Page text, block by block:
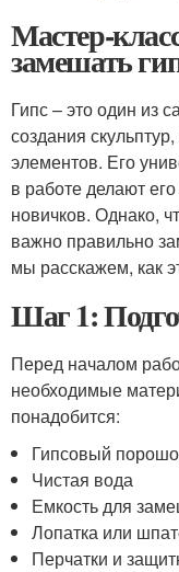
Мастер-
замешать
Гипс – это один из
создания
элементов. Его
в работе делают
новичков. Однако,
важно правильно
мы расскажем, как
Шаг 1:
Перед началом
необходимые
понадобится:
Гипсовый
Чистая вода
Емкость для
Лопатка или
Перчатки и